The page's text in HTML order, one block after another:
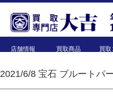
店舗情報 買取商品 買取
2021/6/8 宝石 ブルートパ